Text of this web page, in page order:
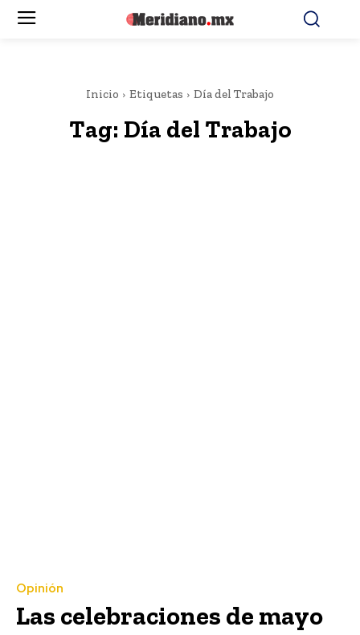
Inicio Etiquetas Día del Trabajo
Tag: Día del Trabajo
Opinión
Las celebraciones de mayo